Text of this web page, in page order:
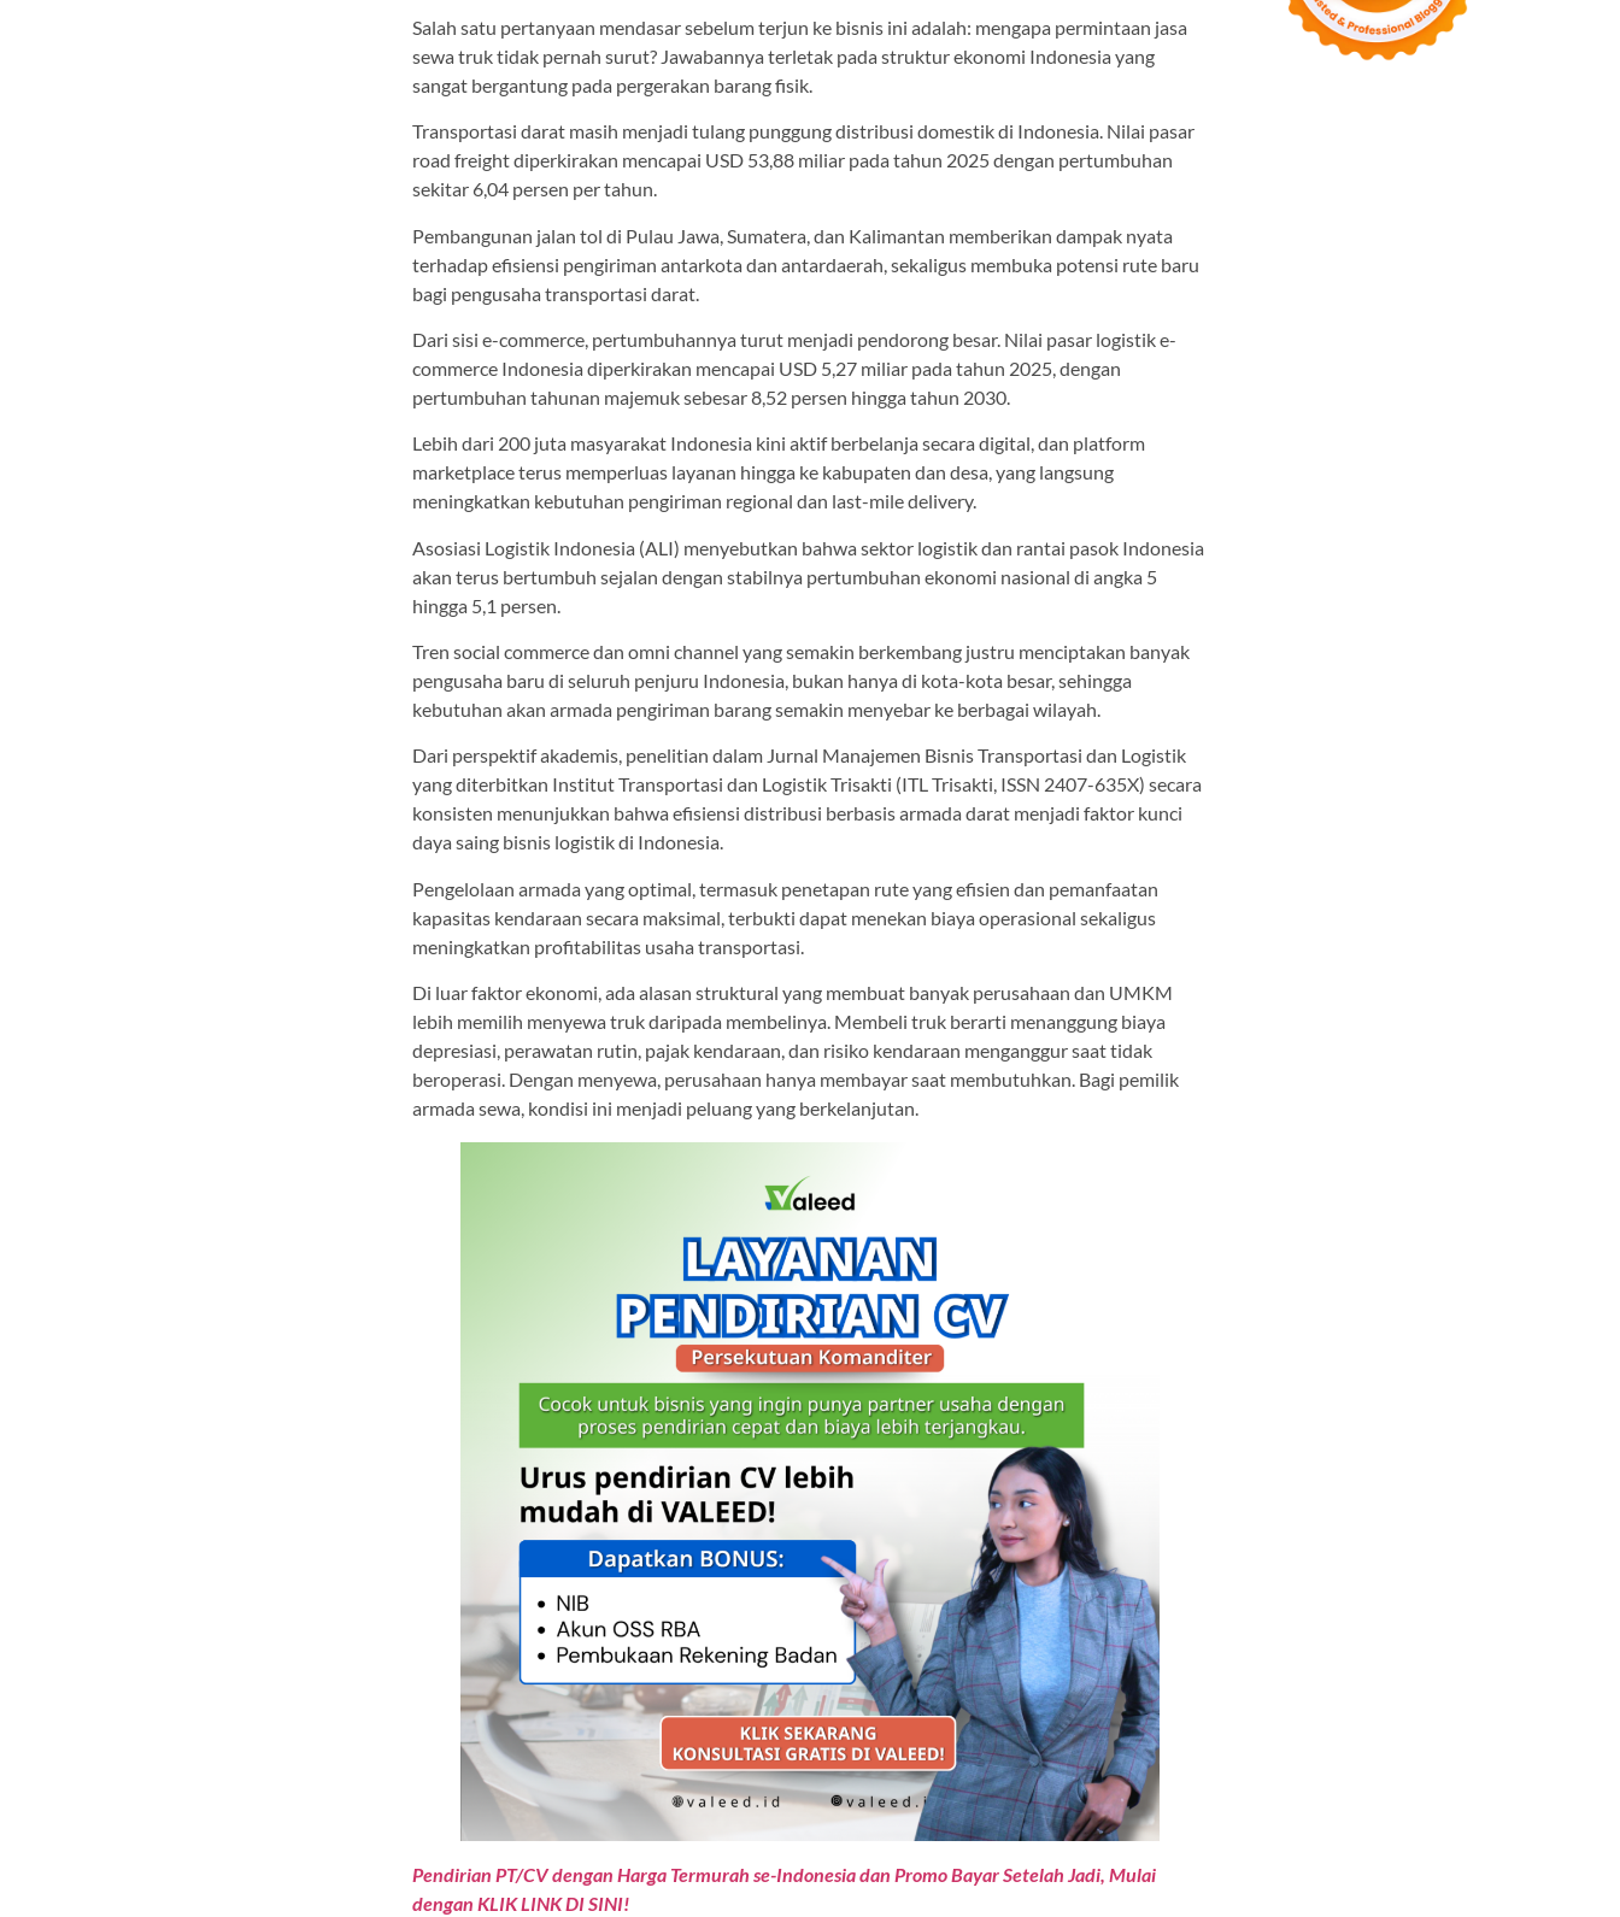
Salah satu pertanyaan mendasar sebelum terjun ke bisnis ini adalah: mengapa permintaan jasa
sewa truk tidak pernah surut? Jawabannya terletak pada struktur ekonomi Indonesia yang
sangat bergantung pada pergerakan barang fisik.
Transportasi darat masih menjadi tulang punggung distribusi domestik di Indonesia. Nilai pasar
road freight diperkirakan mencapai USD 53,88 miliar pada tahun 2025 dengan pertumbuhan
sekitar 6,04 persen per tahun.
Pembangunan jalan tol di Pulau Jawa, Sumatera, dan Kalimantan memberikan dampak nyata
terhadap efisiensi pengiriman antarkota dan antardaerah, sekaligus membuka potensi rute baru
bagi pengusaha transportasi darat.
Dari sisi e-commerce, pertumbuhannya turut menjadi pendorong besar. Nilai pasar logistik e-
commerce Indonesia diperkirakan mencapai USD 5,27 miliar pada tahun 2025, dengan
pertumbuhan tahunan majemuk sebesar 8,52 persen hingga tahun 2030.
Lebih dari 200 juta masyarakat Indonesia kini aktif berbelanja secara digital, dan platform
marketplace terus memperluas layanan hingga ke kabupaten dan desa, yang langsung
meningkatkan kebutuhan pengiriman regional dan last-mile delivery.
Asosiasi Logistik Indonesia (ALI) menyebutkan bahwa sektor logistik dan rantai pasok Indonesia
akan terus bertumbuh sejalan dengan stabilnya pertumbuhan ekonomi nasional di angka 5
hingga 5,1 persen.
Tren social commerce dan omni channel yang semakin berkembang justru menciptakan banyak
pengusaha baru di seluruh penjuru Indonesia, bukan hanya di kota-kota besar, sehingga
kebutuhan akan armada pengiriman barang semakin menyebar ke berbagai wilayah.
Dari perspektif akademis, penelitian dalam Jurnal Manajemen Bisnis Transportasi dan Logistik
yang diterbitkan Institut Transportasi dan Logistik Trisakti (ITL Trisakti, ISSN 2407-635X) secara
konsisten menunjukkan bahwa efisiensi distribusi berbasis armada darat menjadi faktor kunci
daya saing bisnis logistik di Indonesia.
Pengelolaan armada yang optimal, termasuk penetapan rute yang efisien dan pemanfaatan
kapasitas kendaraan secara maksimal, terbukti dapat menekan biaya operasional sekaligus
meningkatkan profitabilitas usaha transportasi.
Di luar faktor ekonomi, ada alasan struktural yang membuat banyak perusahaan dan UMKM
lebih memilih menyewa truk daripada membelinya. Membeli truk berarti menanggung biaya
depresiasi, perawatan rutin, pajak kendaraan, dan risiko kendaraan menganggur saat tidak
beroperasi. Dengan menyewa, perusahaan hanya membayar saat membutuhkan. Bagi pemilik
armada sewa, kondisi ini menjadi peluang yang berkelanjutan.
Pendirian PT/CV dengan Harga Termurah se-Indonesia dan Promo Bayar Setelah Jadi, Mulai
dengan KLIK LINK DI SINI!